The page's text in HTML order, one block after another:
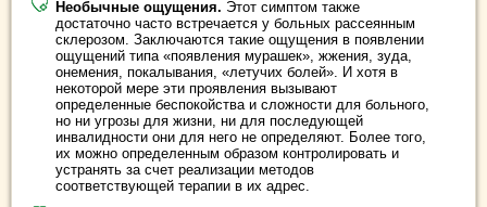
Необычные ощущения. Этот симптом также
достаточно часто встречается у больных рассеянным
склерозом. Заключаются такие ощущения в появлении
ощущений типа «появления мурашек», жжения, зуда,
онемения, покалывания, «летучих болей». И хотя в
некоторой мере эти проявления вызывают
определенные беспокойства и сложности для больного,
но ни угрозы для жизни, ни для последующей
инвалидности они для него не определяют. Более того,
их можно определенным образом контролировать и
устранять за счет реализации методов
соответствующей терапии в их адрес.